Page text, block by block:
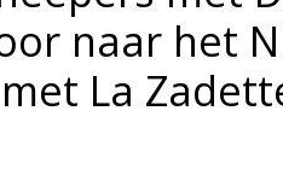
naar het
La